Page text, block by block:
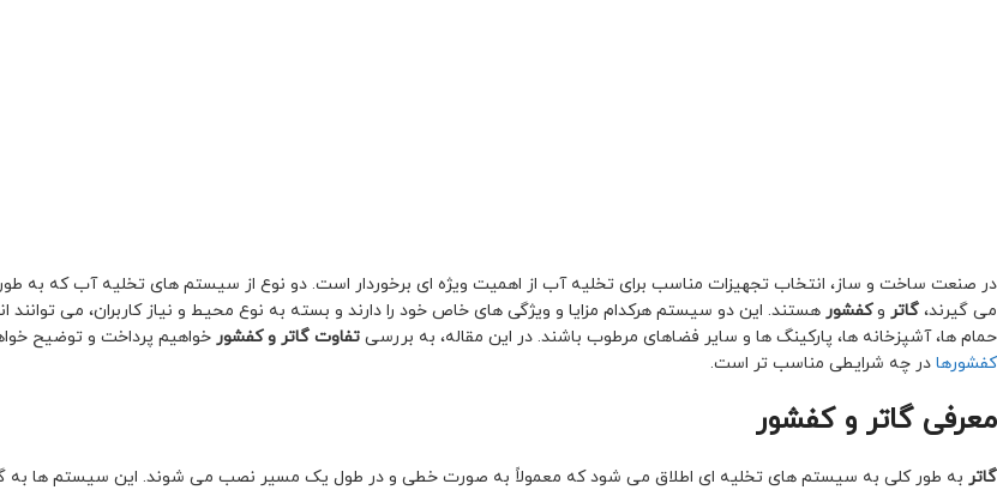
در صنعت ساخت و ساز، انتخاب تجهیزات مناسب برای تخلیه آب از اهمیت ویژه ای برخوردار است. دو نوع از سیستم های تخلیه آب که به طور
می گیرند، گاتر وکفشور هستند. این دو سیستم هرکدام مزایا و ویژگی های خاص خود را دارند و بسته به نوع محیط و نیاز کاربران، می توانند
حمام ها، آشپزخانه ها، پارکینگ ها و سایر فضاهای مرطوب باشند. در این مقاله، به بررسی تفاوت گاتر و کفشور خواهیم پرداخت و توضیح
کفشورها در چه شرایطی مناسب تر است.
معرفی گاتر و کفشور
گاتر به طور کلی به سیستم های تخلیه ای اطلاق می شود که معمولاً به صورت خطی و در طول یک مسیر نصب می شوند. این سیستم ها به